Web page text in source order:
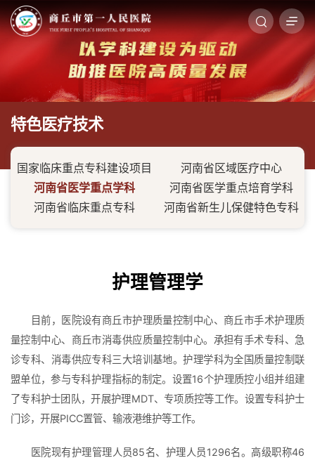
特色医疗技术
国家临床重点专科建设项目
河南省区域医疗中心
河南省医学重点学科
河南省医学重点培育学科
河南省临床重点专科
河南省新生儿保健特色专科
护理管理学
目前，医院设有商丘市护理质量控制中心、商丘市手术护理质
量控制中心、商丘市消毒供应质量控制中心。承担有手术专科、急
诊专科、消毒供应专科三大培训基地。护理学科为全国质量控制联
盟单位，参与专科护理指标的制定。设置16个护理质控小组并组建
了专科护士团队，开展护理MDT、专项质控等工作。设置专科护士
门诊，开展PICC置管、输液港维护等工作。
医院现有护理管理人员85名、护理人员1296名。高级职称46